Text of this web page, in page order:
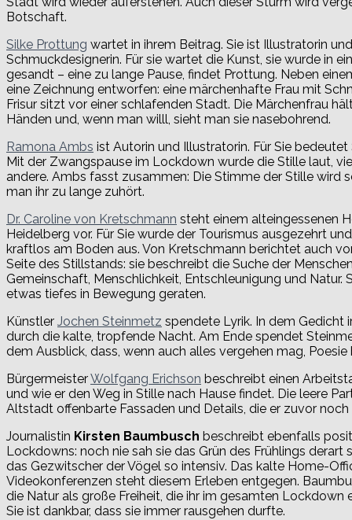
Botschaft.
Silke Prottung wartet in ihrem Beitrag. Sie ist Illustratorin und
Schmuckdesignerin. Für sie wartet die Kunst, sie wurde in
gesandt – eine zu lange Pause, findet Prottung. Neben
eine Zeichnung entworfen: eine märchenhafte Frau mit
Frisur sitzt vor einer schlafenden Stadt. Die Märchenfrau
Händen und, wenn man willl, sieht man sie nasebohrend.
Ramona Ambs ist Autorin und Illustratorin. Für Sie
Mit der Zwangspause im Lockdown wurde die Stille laut,
andere. Ambs fasst zusammen: Die Stimme der Stille wird
man ihr zu lange zuhört.
Dr. Caroline von Kretschmann steht einem alteingessenen
Heidelberg vor. Für Sie wurde der Tourismus ausgezehrt
kraftlos am Boden aus. Von Kretschmann berichtet auch
Seite des Stillstands: sie beschreibt die Suche der
Gemeinschaft, Menschlichkeit, Entschleunigung und Natur.
etwas tiefes in Bewegung geraten.
Künstler Jochen Steinmetz spendete Lyrik. In dem Gedicht
durch die kalte, tropfende Nacht. Am Ende spendet
dem Ausblick, dass, wenn auch alles vergehen mag,
BürgermeisterWolfgang Erichson beschreibt einen
und wie er den Weg in Stille nach Hause findet. Die leere
Altstadt offenbarte Fassaden und Details, die er zuvor noch
Journalistin Kirsten Baumbusch beschreibt ebenfalls
Lockdowns: noch nie sah sie das Grün des Frühlings
das Gezwitscher der Vögel so intensiv. Das kalte Home-
Videokonferenzen steht diesem Erleben entgegen.
die Natur als große Freiheit, die ihr im gesamten Lockdown
Sie ist dankbar, dass sie immer rausgehen durfte.